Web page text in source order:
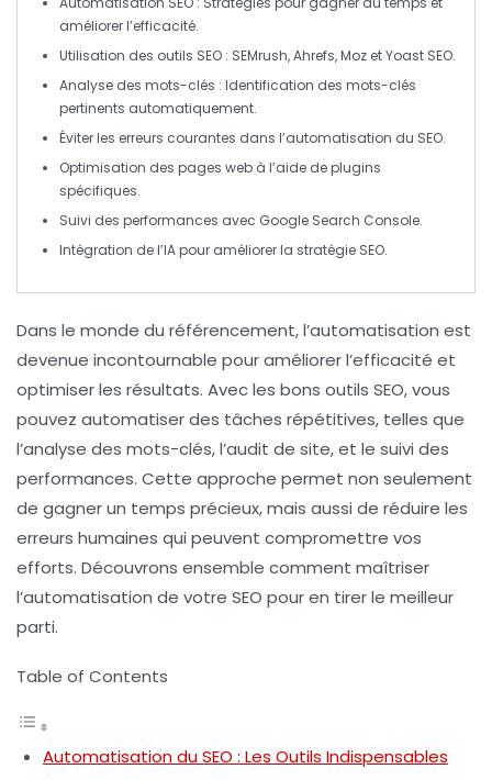
améliorer l’efficacité.
Utilisation des outils SEO : SEMrush, Ahrefs, Moz et Yoast SEO.
Analyse des mots-clés : Identification des mots-clés
pertinents automatiquement.
Éviter les erreurs courantes dans l’automatisation du SEO.
Optimisation des pages web à l’aide deplugins
spécifiques.
Suivi des performances avec Google Search Console.
Intégration de l’IApour améliorer la stratégie SEO.
Dans le monde du référencement, l’automatisation est
devenue incontournable pour améliorer l’efficacité et
optimiser les résultats. Avec les bons outils SEO, vous
pouvez automatiser des tâches répétitives, telles que
l’analyse des mots-clés, l’audit de site, et le suivi des
performances. Cette approche permet non seulement
de gagner un temps précieux, mais aussi de réduire les
erreurs humaines qui peuvent compromettre vos
efforts. Découvrons ensemble comment maîtriser
l’automatisation de votre SEO pour en tirer le meilleur
parti.
Table of Contents
Automatisation du SEO : Les Outils Indispensables